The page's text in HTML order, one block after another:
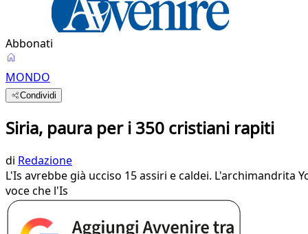
Abbonati
MONDO
Condividi
Siria, paura per i 350 cristiani rapiti
di Redazione
L'Is avrebbe già ucciso 15 assiri e caldei. L'archimandrita
voce che l'Is